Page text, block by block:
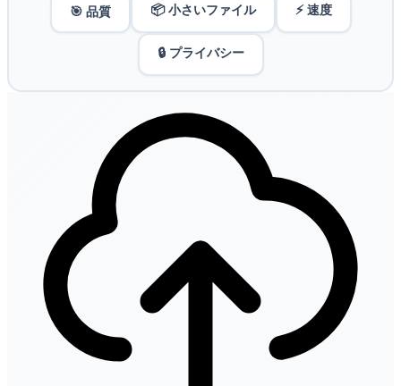
🎯 品質 📦 小さいファイル ⚡ 速度
🔒 プライバシー